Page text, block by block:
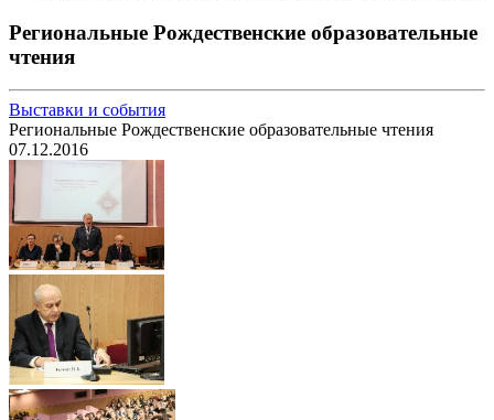
Региональные Рождественские образовательные
чтения
Выставки и события
Региональные Рождественские образовательные чтения
07.12.2016